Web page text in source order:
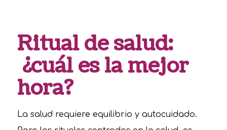
Ritual de salud:
¿cuál es la mejor
hora?
La salud requiere equilibrio y autocuidado.